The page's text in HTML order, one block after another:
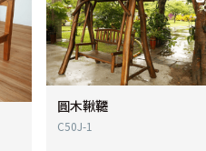
圓木鞦韆
C50J-1